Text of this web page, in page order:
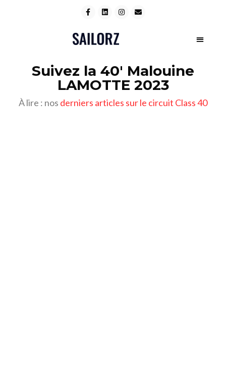
Suivez la 40' Malouine
LAMOTTE 2023
À lire : nos derniers articles sur le circuit Class 40